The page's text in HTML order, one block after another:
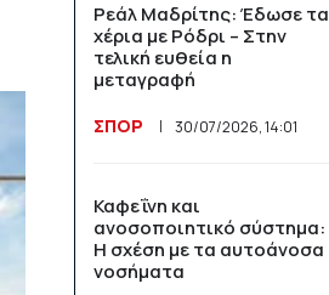
Ρεάλ Μαδρίτης: Έδωσε τα
χέρια με Ρόδρι – Στην
τελική ευθεία η
μεταγραφή
ΣΠΟΡ 30/07/2026, 14:01
Καφεΐνη και
ανοσοποιητικό σύστημα:
Η σχέση με τα αυτοάνοσα
νοσήματα